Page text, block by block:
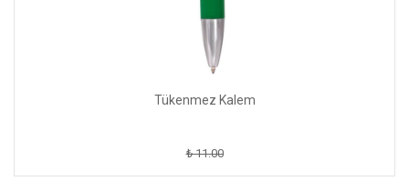
Tükenmez Kalem
₺ 11.00